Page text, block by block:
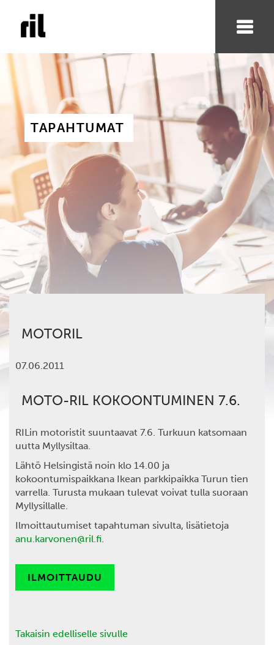
TAPAHTUMAT
MOTORIL
07.06.2011
MOTO-RIL KOKOONTUMINEN 7.6.
RILin motoristit suuntaavat 7.6. Turkuun katsomaan
uutta Myllysiltaa.
Lähtö Helsingistä noin klo 14.00 ja
kokoontumispaikkana Ikean parkkipaikka Turun tien
varrella. Turusta mukaan tulevat voivat tulla suoraan
Myllysillalle.
Ilmoittautumiset tapahtuman sivulta, lisätietoja
anu.karvonen@ril.fi.
ILMOITTAUDU
Takaisin edelliselle sivulle